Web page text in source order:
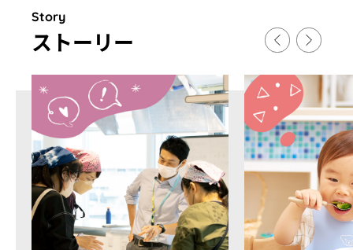
Story
ストー リ ー